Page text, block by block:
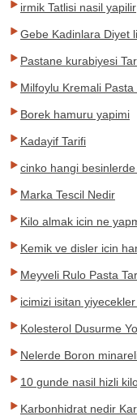
irmik Tatlisi nasil yapilir
Gebe Kadinlara Diyet
Pastane kurabiyesi
Milfoylu Kremali Pasta
Borek hamuru yapimi
Kadayif Tarifi
cinko hangi
Marka Tescil Nedir
Kilo almak icin ne
Kemik ve disler icin
Meyveli Rulo Pasta
icimizi isitan
Kolesterol Dusurme
Nelerde Boron
10 gunde nasil hizli
Karbonhidrat nedir